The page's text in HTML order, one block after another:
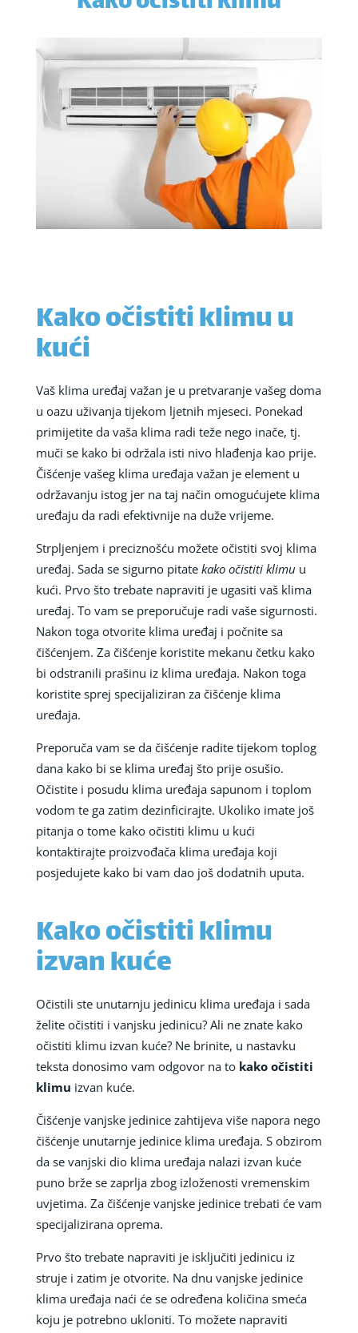
Kako očistiti klimu u
kući
Vaš klima uređaj važan je u pretvaranje vašeg doma
u oazu uživanja tijekom ljetnih mjeseci. Ponekad
primijetite da vaša klima radi teže nego inače, tj.
muči se kako bi održala isti nivo hlađenja kao prije.
Čišćenje vašeg klima uređaja važan je element u
održavanju istog jer na taj način omogućujete klima
uređaju da radi efektivnije na duže vrijeme.
Strpljenjem i preciznošću možete očistiti svoj klima
uređaj. Sada se sigurno pitate kako očistiti klimu u
kući. Prvo što trebate napraviti je ugasiti vaš klima
uređaj. To vam se preporučuje radi vaše sigurnosti.
Nakon toga otvorite klima uređaj i počnite sa
čišćenjem. Za čišćenje koristite mekanu četku kako
bi odstranili prašinu iz klima uređaja. Nakon toga
koristite sprej specijaliziran za čišćenje klima
uređaja.
Preporuča vam se da čišćenje radite tijekom toplog
dana kako bi se klima uređaj što prije osušio.
Očistite i posudu klima uređaja sapunom i toplom
vodom te ga zatim dezinficirajte. Ukoliko imate još
pitanja o tome kako očistiti klimu u kući
kontaktirajte proizvođača klima uređaja koji
posjedujete kako bi vam dao još dodatnih uputa.
Kako očistiti klimu
izvan kuće
Očistili ste unutarnju jedinicu klima uređaja i sada
želite očistiti i vanjsku jedinicu? Ali ne znate kako
očistiti klimu izvan kuće? Ne brinite, u nastavku
teksta donosimo vam odgovor na to kako očistiti
klimu izvan kuće.
Čišćenje vanjske jedinice zahtijeva više napora nego
čišćenje unutarnje jedinice klima uređaja. S obzirom
da se vanjski dio klima uređaja nalazi izvan kuće
puno brže se zaprlja zbog izloženosti vremenskim
uvjetima. Za čišćenje vanjske jedinice trebati će vam
specijalizirana oprema.
Prvo što trebate napraviti je isključiti jedinicu iz
struje i zatim je otvorite. Na dnu vanjske jedinice
klima uređaja naći će se određena količina smeća
koju je potrebno ukloniti. To možete napraviti